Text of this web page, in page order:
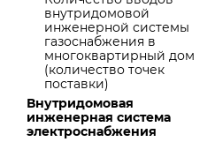
внутридомовой
инженерной системы
газоснабжения в
многоквартирный дом
(количество точек
поставки)
Внутридомовая
инженерная система
электроснабжения